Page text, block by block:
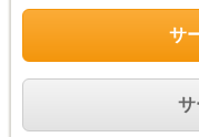
サ
サ